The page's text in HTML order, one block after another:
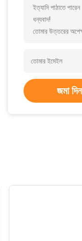
ইত্যাদি পাঠাতে পারেন
ধন্যবাদ!
তোমার উত্তরের
জমা দিন